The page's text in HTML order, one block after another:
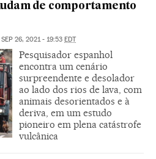
de comportamento
SEP 26, 2021 - 19:53 EDT
Pesquisador espanhol
encontra um cenário
surpreendente e desolador
ao lado dos rios de lava, com
animais desorientados e à
deriva, em um estudo
pioneiro em plena catástrofe
vulcânica